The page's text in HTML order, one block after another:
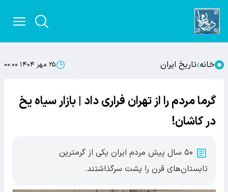
خانه تاریخ ایران ۲۵ مهر ۱۴۰۴ ۰۰:۰۰
گرما مردم را از تهران فراری داد | بازار سیاه یخ
در کاشان!
۵۰ سال پیش مردم ایران یکی از گرمترین
تابستان‌های قرن را پشت سرگذاشتند.